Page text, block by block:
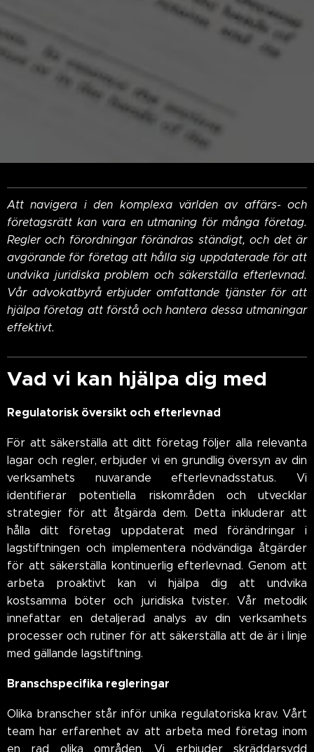
Att navigera i den komplexa världen av affärs- och
företagsrätt kan vara en utmaning för många företag.
Regler och förordningar förändras ständigt, och det är
avgörande för företag att hålla sig uppdaterade för att
undvika juridiska problem och säkerställa efterlevnad.
Vår advokatbyrå erbjuder omfattande tjänster för att
hjälpa företag att förstå och hantera dessa utmaningar
effektivt.
Vad vi kan hjälpa dig med
Regulatorisk översikt och efterlevnad
För att säkerställa att ditt företag följer alla relevanta
lagar och regler, erbjuder vi en grundlig översyn av din
verksamhets nuvarande efterlevnadsstatus. Vi
identifierar potentiella riskområden och utvecklar
strategier för att åtgärda dem. Detta inkluderar att
hålla ditt företag uppdaterat med förändringar i
lagstiftningen och implementera nödvändiga åtgärder
för att säkerställa kontinuerlig efterlevnad. Genom att
arbeta proaktivt kan vi hjälpa dig att undvika
kostsamma böter och juridiska tvister. Vår metodik
innefattar en detaljerad analys av din verksamhets
processer och rutiner för att säkerställa att de är i linje
med gällande lagstiftning.
Branschspecifika regleringar
Olika branscher står inför unika regulatoriska krav. Vårt
team har erfarenhet av att arbeta med företag inom
en rad olika områden. Vi erbjuder skräddarsydd